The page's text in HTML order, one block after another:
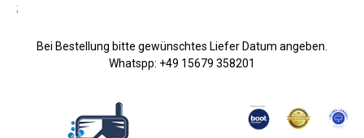
;
Bei Bestellung bitte gewünschtes Liefer Datum angeben.
Whatspp: +49 15679 358201